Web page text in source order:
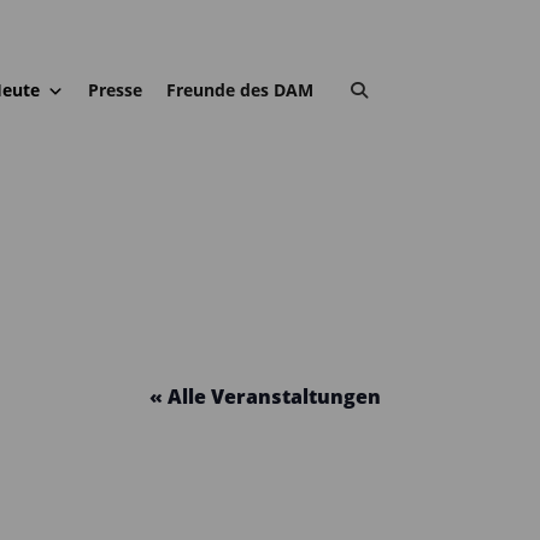
Presse Freunde des DAM
« Alle Veranstaltungen